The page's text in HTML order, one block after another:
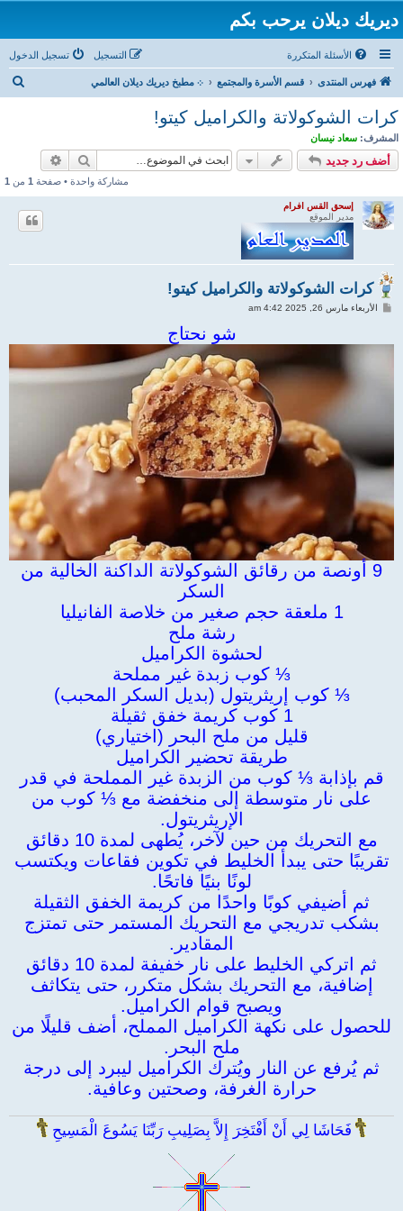
ديريك ديلان يرحب بكم
الأسئلة المتكررة تسجيل الدخول التسجيل
فهرس المنتدى قسم الأسرة والمجتمع ܀ مطبخ ديريك ديلان العالمي
كرات الشوكولاتة والكراميل كيتو!
المشرف: سعاد نيسان
أضف رد جديد بحث
مشاركة واحدة • صفحة 1 من 1
إسحق القس افرام
مدير الموقع
كرات الشوكولاتة والكراميل كيتو!
الأربعاء مارس 26, 2025 4:42 am
شو نحتاج
9 أونصة من رقائق الشوكولاتة الداكنة الخالية من
السكر
1 ملعقة حجم صغير من خلاصة الفانيليا
رشة ملح
لحشوة الكراميل
⅓ كوب زبدة غير مملحة
⅓ كوب إريثريتول (بديل السكر المحبب)
1 كوب كريمة خفق ثقيلة
قليل من ملح البحر (اختياري)
طريقة تحضير الكراميل
قم بإذابة ⅓ كوب من الزبدة غير المملحة في قدر
على نار متوسطة إلى منخفضة مع ⅓ كوب من
الإريثريتول.
مع التحريك من حين لآخر، يُطهى لمدة 10 دقائق
تقريبًا حتى يبدأ الخليط في تكوين فقاعات ويكتسب
لونًا بنيًا فاتحًا.
ثم أضيفي كوبًا واحدًا من كريمة الخفق الثقيلة
بشكب تدريجي مع التحريك المستمر حتى تمتزج
المقادير.
ثم اتركي الخليط على نار خفيفة لمدة 10 دقائق
إضافية، مع التحريك بشكل متكرر، حتى يتكاثف
ويصبح قوام الكراميل.
للحصول على نكهة الكراميل المملح، أضف قليلًا من
ملح البحر.
ثم يُرفع عن النار ويُترك الكراميل ليبرد إلى درجة
حرارة الغرفة، وصحتين وعافية.
فَحَاشَا لِي أَنْ أَفْتَخِرَ إِلاَّ بِصَلِيبِ رَبِّنَا يَسُوعَ الْمَسِيحِ